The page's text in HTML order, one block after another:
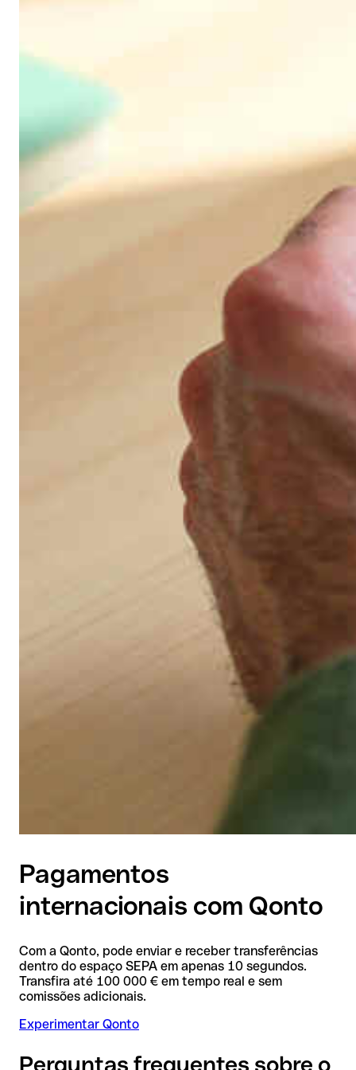
Pagamentos
internacionais com Qonto
Com a Qonto, pode enviar e receber transferências
dentro do espaço SEPA em apenas 10 segundos.
Transfira até 100 000 € em tempo real e sem
comissões adicionais.
Experimentar Qonto
Perguntas frequentes sobre o